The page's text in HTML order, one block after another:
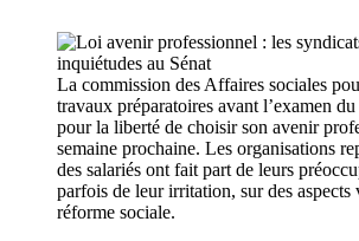
La commission des Affaires sociales
travaux préparatoires avant l’examen
pour la liberté de choisir son avenir
semaine prochaine. Les organisations
des salariés ont fait part de leurs
parfois de leur irritation, sur des aspects
réforme sociale.